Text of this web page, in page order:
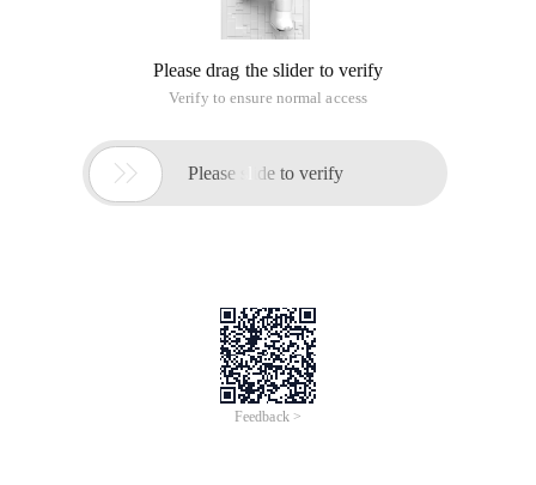
Thursday, September. 17, 2020
Add to calendar
阿里云合作伙伴峰会是阿里云首屈一指的合作伙伴盛会。来自全
球各地的阿里巴巴产品负责人和合作伙伴齐聚一堂，分享、学
习、互动和庆祝。现在就注册，开始与阿里巴巴一起完善Go-